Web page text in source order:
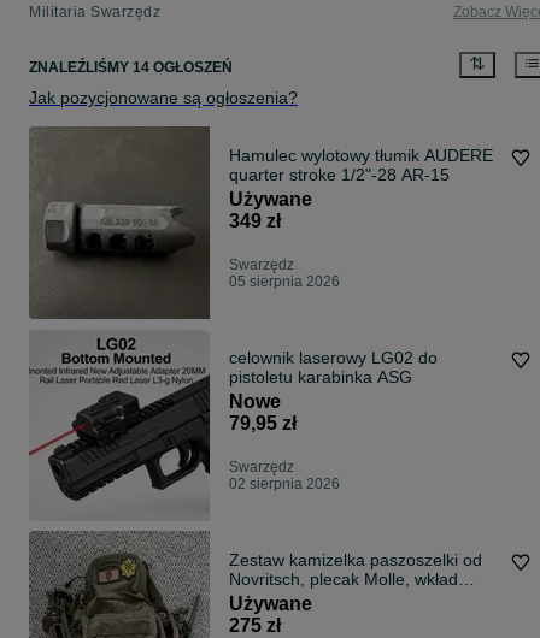
Militaria Swarzędz Zobacz
ZNALEŹLIŚMY 14 OGŁOSZEŃ
Jak pozycjonowane są ogłoszenia?
Hamulec wylotowy tłumik AUDERE
quarter stroke 1/2"-28 AR-15
Używane
349 zł
Swarzędz
05 sierpnia 2026
celownik laserowy LG02 do
pistoletu karabinka ASG
Nowe
79,95 zł
Swarzędz
02 sierpnia 2026
Zestaw kamizelka paszoszelki od
Novritsch, plecak Molle, wkład
hydracyjny i ładownice
Używane
275 zł